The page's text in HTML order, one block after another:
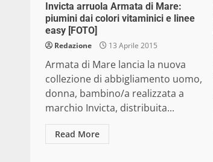
Invicta arruola Armata di Mare:
piumini dai colori vitaminici e linee
easy [FOTO]
Redazione 13 Aprile 2015
Armata di Mare lancia la nuova
collezione di abbigliamento uomo,
donna, bambino/a realizzata a
marchio Invicta, distribuita...
Read More